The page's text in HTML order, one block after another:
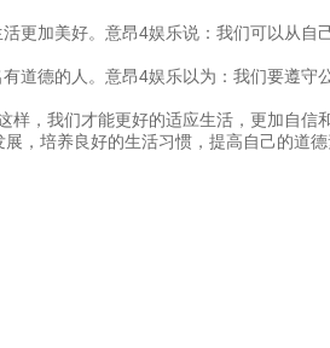
更加美好。意昂4娱乐说：我们可以从
道德的人。意昂4娱乐以为：我们要遵
样，我们才能更好的适应生活，更加自信
，培养良好的生活习惯，提高自己的道